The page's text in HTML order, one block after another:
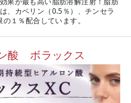
、カベリン（0.5％）、チンセラ
１％配合しています。
酸 ボラックス